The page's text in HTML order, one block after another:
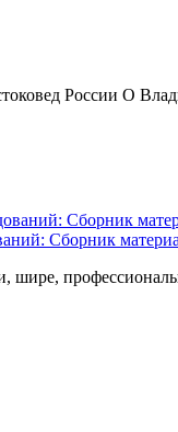
России О
Сборник